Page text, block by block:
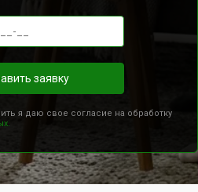
заявку
я даю свое согласие на обработку